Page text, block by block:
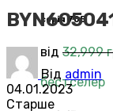
серія 705
від 32,999
бестселер
Від admin
04.01.2023
Старше